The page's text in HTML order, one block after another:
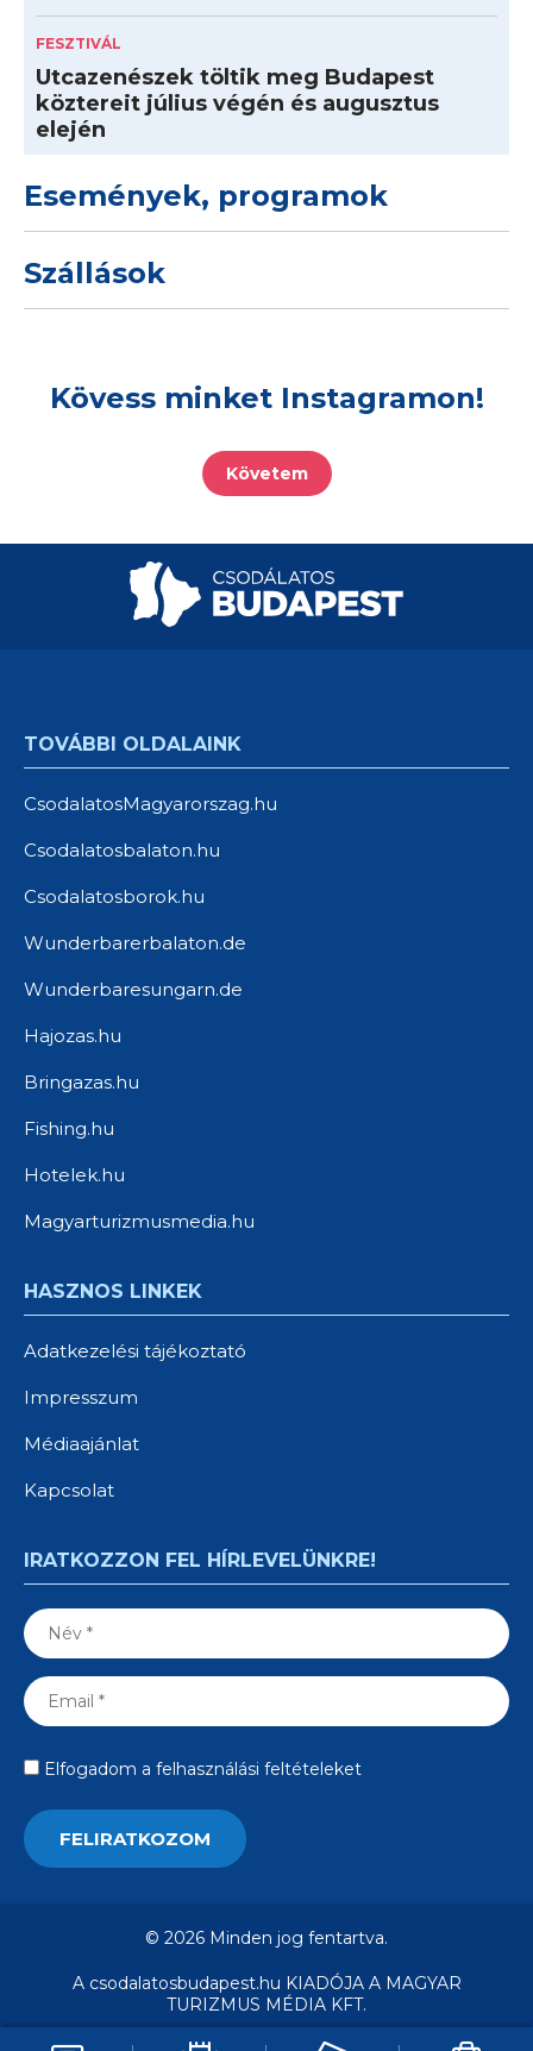
FESZTIVÁL
Utcazenészek töltik meg Budapest
köztereit július végén és augusztus
elején
Események, programok
Szállások
Kövess minket Instagramon!
Követem
TOVÁBBI OLDALAINK
CsodalatosMagyarorszag.hu
Csodalatosbalaton.hu
Csodalatosborok.hu
Wunderbarerbalaton.de
Wunderbaresungarn.de
Hajozas.hu
Bringazas.hu
Fishing.hu
Hotelek.hu
Magyarturizmusmedia.hu
HASZNOS LINKEK
Adatkezelési tájékoztató
Impresszum
Médiaajánlat
Kapcsolat
IRATKOZZON FEL HÍRLEVELÜNKRE!
Elfogadom a felhasználási feltételeket
© 2026 Minden jog fentartva.
A csodalatosbudapest.hu KIADÓJA A MAGYAR
TURIZMUS MÉDIA KFT.